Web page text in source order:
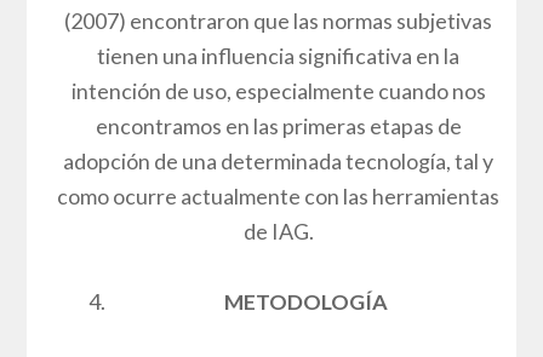
(2007) encontraron que las normas subjetivas
tienen una influencia significativa en la
intención de uso, especialmente cuando nos
encontramos en las primeras etapas de
adopción de una determinada tecnología, tal y
como ocurre actualmente con las herramientas
de IAG.
METODOLOGÍA